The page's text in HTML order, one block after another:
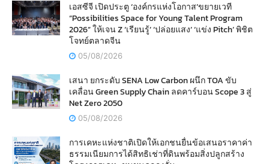
เอสซีจี เปิดประตู ‘องค์กรแห่งโอกาส’ขยายเวที
“Possibilities Space for Young Talent Program
2026” ให้เจน Z ‘เรียนรู้’ ‘ปล่อยแสง’ ‘แข่ง Pitch’ พิชิต
โจทย์ตลาดจีน
05/08/2026
เสนา ยกระดับ SENA Low Carbon ผนึก TOA ขับ
เคลื่อน Green Supply Chain ลดคาร์บอน Scope 3 สู่
Net Zero 2050
05/08/2026
การเคหะแห่งชาติเปิดให้เอกชนยื่นข้อเสนอราคาค่า
ธรรมเนียมการได้สิทธิเช่าที่ดินพร้อมสิ่งปลูกสร้าง